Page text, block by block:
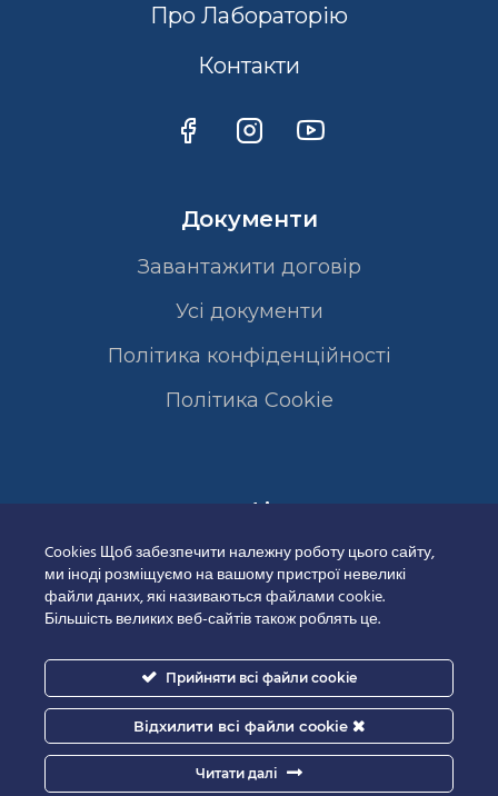
Про Лабораторію
Контакти
Документи
Завантажити договір
Усі документи
Політика конфіденційності
Полiтика Cookie
Сертифікати
Cookies Щоб забезпечити належну роботу цього сайту,
ми іноді розміщуємо на вашому пристрої невеликі
файли даних, які називаються файлами cookie.
Більшість великих веб-сайтів також роблять це.
Прийняти всі файли cookie
Відхилити всі файли cookie
Читати далі